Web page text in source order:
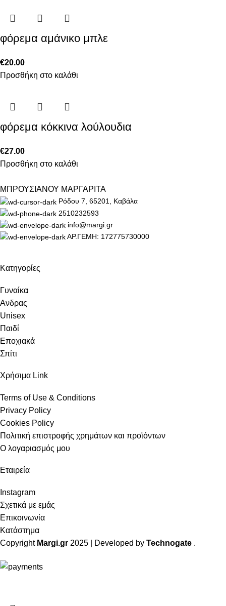
φόρεμα αμάνικο μπλε
€20.00
Προσθήκη στο καλάθι
φόρεμα κόκκινα λούλουδια
€27.00
Προσθήκη στο καλάθι
ΜΠΡΟΥΣΙΑΝΟΥ ΜΑΡΓΑΡΙΤΑ
Ρόδου 7, 65201, Καβάλα
2510232593
info@margi.gr
ΑΡ.ΓΕΜΗ: 172775730000
Κατηγορίες
Γυναίκα
Ανδρας
Unisex
Παιδί
Εποχιακά
Σπίτι
Χρήσιμα Link
Terms of Use & Conditions
Privacy Policy
Cookies Policy
Πολιτική επιστροφής χρημάτων και προϊόντων
Ο λογαριασμός μου
Εταιρεία
Instagram
Σχετικά με εμάς
Επικοινωνία
Κατάστημα
Copyright Margi.gr 2025 | Developed by Technogate .